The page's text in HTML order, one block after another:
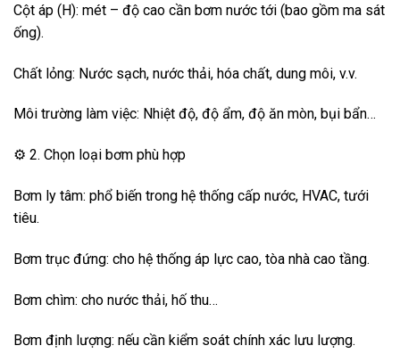
Cột áp (H): mét – độ cao cần bơm nước tới (bao gồm ma sát
ống).
Chất lỏng: Nước sạch, nước thải, hóa chất, dung môi, v.v.
Môi trường làm việc: Nhiệt độ, độ ẩm, độ ăn mòn, bụi bẩn…
⚙️ 2. Chọn loại bơm phù hợp
Bơm ly tâm: phổ biến trong hệ thống cấp nước, HVAC, tưới
tiêu.
Bơm trục đứng: cho hệ thống áp lực cao, tòa nhà cao tầng.
Bơm chìm: cho nước thải, hố thu…
Bơm định lượng: nếu cần kiểm soát chính xác lưu lượng.